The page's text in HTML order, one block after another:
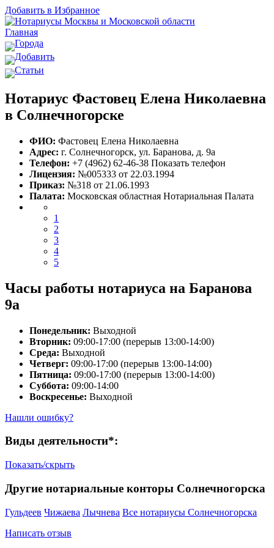
Добавить в Избранное
Главная
Города
Добавить
Статьи
Нотариус Фастовец Елена Николаевна
в Солнечногорске
ФИО: Фастовец Елена Николаевна
Адрес: г. Солнечногорск, ул. Баранова, д. 9а
Телефон: +7 (4962) 62-46-38 Показать телефон
Лицензия: №005333 от 22.03.1994
Приказ: №318 от 21.06.1993
Палата: Московская областная Нотариальная Палата
1
2
3
4
5
Часы работы нотариуса на Баранова
9а
Понедельник: Выходной
Вторник: 09:00-17:00 (перерыв 13:00-14:00)
Среда: Выходной
Четверг: 09:00-17:00 (перерыв 13:00-14:00)
Пятница: 09:00-17:00 (перерыв 13:00-14:00)
Суббота: 09:00-14:00
Воскресенье: Выходной
Нашли ошибку?
Виды деятельности*:
Показать/скрыть
Другие нотариальные конторы Солнечногорска
Гульдеев Чижаева Лычнева Все нотариусы Солнечногорска
Написать отзыв